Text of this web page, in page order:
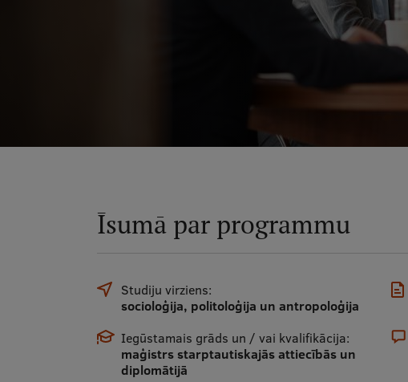
Īsumā par programmu
Studiju virziens:
socioloģija, politoloģija un antropoloģija
Iegūstamais grāds un / vai kvalifikācija:
maģistrs starptautiskajās attiecībās un
diplomātijā